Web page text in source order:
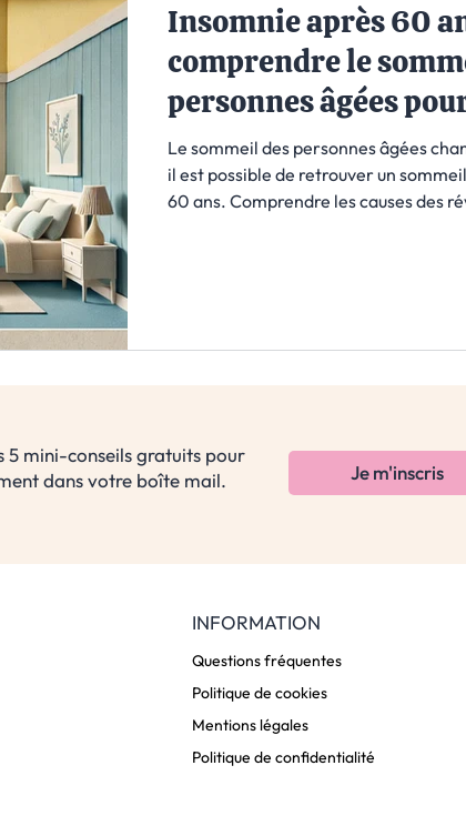
Insomnie après 60
comprendre le
personnes âgées
dormir
Le sommeil des personnes âgées
il est possible de retrouver un
60 ans. Comprendre les causes des
5 mini-conseils gratuits pour
dans votre boîte mail.
Je m'inscris
INFORMATION
Questions fréquentes
Politique de cookies
Mentions légales
Politique de confidentialité